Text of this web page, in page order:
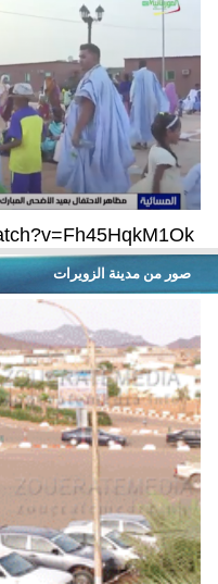
صور من مدينة الزويرات